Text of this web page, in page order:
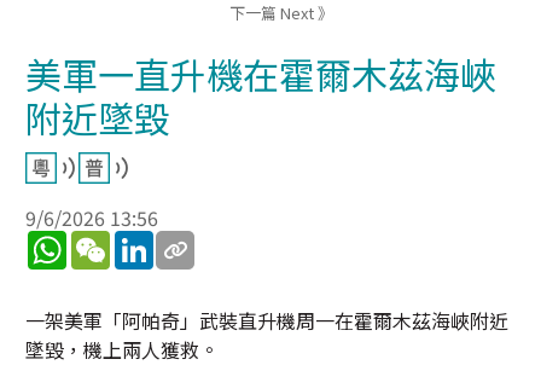
下一篇 Next 》
美軍一直升機在霍爾木茲海峽
附近墜毀
9/6/2026 13:56
WhatsApp
WeChatLinkedIn
一架美軍「阿帕奇」武裝直升機周一在霍爾木茲海峽附近
墜毀，機上兩人獲救。